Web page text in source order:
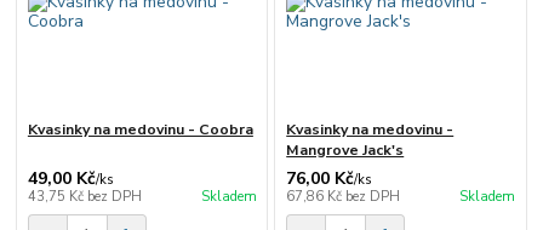
Kvasinky na medovinu - Coobra
49,00 Kč/ks
43,75 Kč bez DPH Skladem
Kvasinky na medovinu -
Mangrove Jack's
76,00 Kč/ks
67,86 Kč bez DPH Skladem